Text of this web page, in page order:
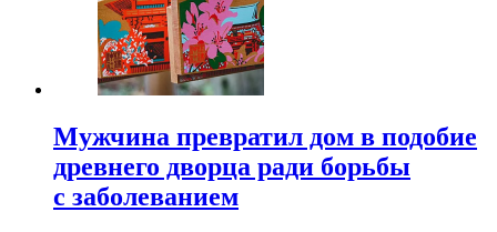
Мужчина превратил дом в подобие
древнего дворца ради борьбы
с заболеванием